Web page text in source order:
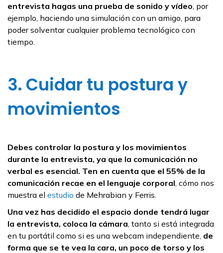
entrevista hagas una prueba de sonido y vídeo , por
ejemplo, haciendo una simulación con un amigo, para
poder solventar cualquier problema tecnológico con
tiempo.
3. Cuidar tu postura y
movimientos
Debes controlar la postura y los movimientos
durante la entrevista, ya que la comunicación no
verbal es esencial. Ten en cuenta que el 55% de la
comunicación recae en el lenguaje corporal , cómo nos
muestra el estudio de Mehrabian y Ferris.
Una vez has decidido el espacio donde tendrá lugar
la entrevista, coloca la cámara , tanto si está integrada
en tu portátil como si es una webcam independiente, de
forma que se te vea la cara, un poco de torso y los